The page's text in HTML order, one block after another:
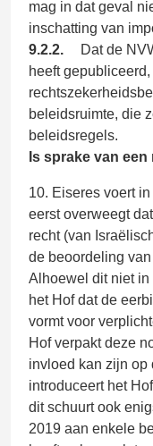
mag in dat geval
inschatting van
9.2.2.
Dat de
heeft
beleidsruimte, die
beleidsregels.
Is sprake van
10. Eiseres voert
eerst overweegt
recht (van
de beoordeling
Alhoewel dit niet in
het Hof dat de
vormt voor
Hof verpakt deze
invloed kan zijn op
introduceert het
dit schuurt ook
2019 aan enkele